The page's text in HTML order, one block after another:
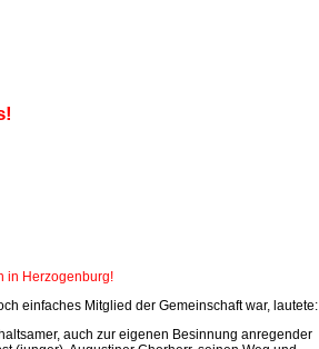
in Herzogenburg!
einfaches Mitglied der Gemeinschaft war, lautete:
auch zur eigenen Besinnung anregender